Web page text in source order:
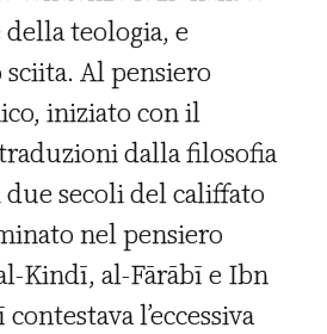
teologia, e
sciita. Al pensiero
iniziato con il
dalla filosofia
secoli del califfato
nel pensiero
Kindī, al-Fārābī e Ibn
l’eccessiva